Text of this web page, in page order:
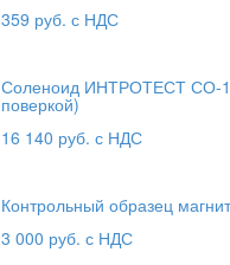
359 руб. с НДС
Соленоид ИНТРОТЕСТ СО-
поверкой)
16 140 руб. с НДС
Контрольный образец
3 000 руб. с НДС